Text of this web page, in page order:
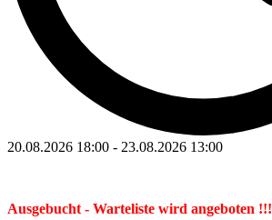
20.08.2026 18:00 - 23.08.2026 13:00
Ausgebucht - Warteliste wird angeboten !!!